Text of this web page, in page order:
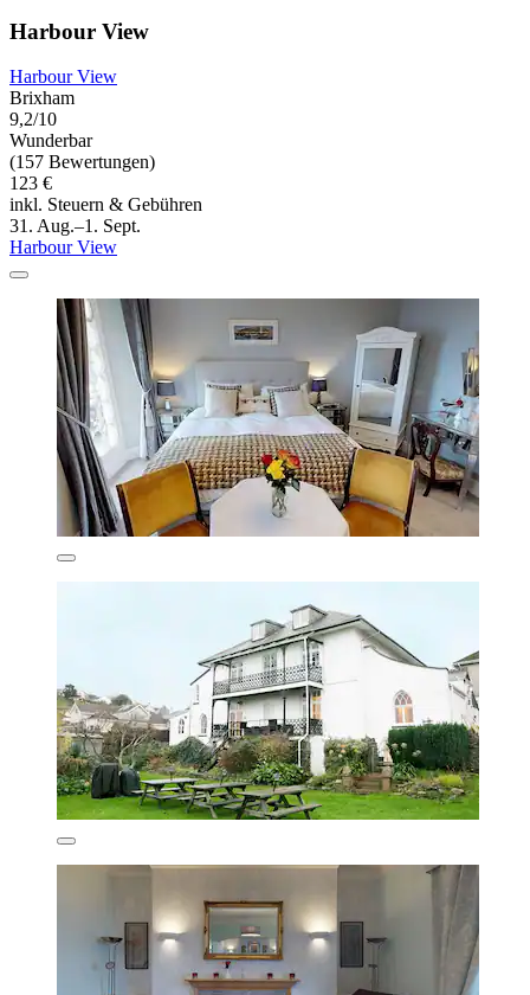
Harbour View
Harbour View
Brixham
9,2/10
Wunderbar
(157 Bewertungen)
123 €
inkl. Steuern & Gebühren
31. Aug.–1. Sept.
Harbour View